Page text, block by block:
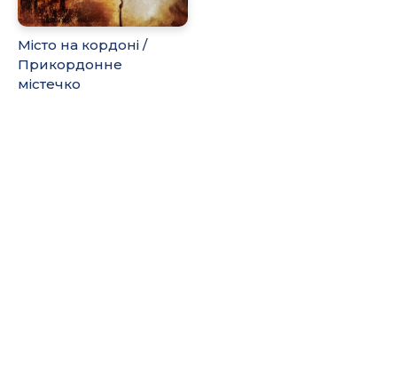
Місто на кордоні /
Прикордонне
містечко